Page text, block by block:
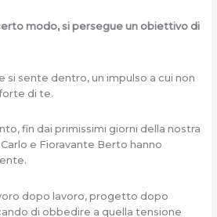
modo, si persegue un obiettivo di
si sente dentro, un impulso a cui non
di te.
fin dai primissimi giorni della nostra
e Fioravante Berto hanno
dopo lavoro, progetto dopo
di obbedire a quella tensione